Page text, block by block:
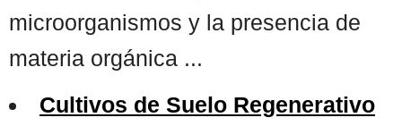
microorganismos y la presencia de
materia orgánica ...
Cultivos de Suelo Regenerativo